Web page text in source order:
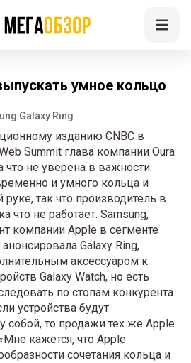
умное кольцо
Galaxy Ring
изданию CNBC в
Summit глава компании Oura
что не уверена в важности
и умного кольца и
так что производитель в
что не работает. Samsung,
компании Apple в сегменте
Galaxy Ring,
аксессуаром к
Galaxy Watch, но есть
по стопам конкурента
устройства будут
собой, то продажи тех же Apple
кажется, что Apple
сочетания кольца и